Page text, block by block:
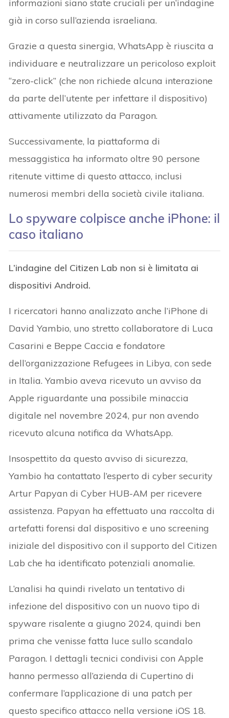
informazioni siano state cruciali per un’indagine
già in corso sull’azienda israeliana.
Grazie a questa sinergia, WhatsApp è riuscita a
individuare e neutralizzare un pericoloso exploit
“zero-click” (che non richiede alcuna interazione
da parte dell’utente per infettare il dispositivo)
attivamente utilizzato da Paragon.
Successivamente, la piattaforma di
messaggistica ha informato oltre 90 persone
ritenute vittime di questo attacco, inclusi
numerosi membri della società civile italiana.
Lo spyware colpisce anche iPhone: il
caso italiano
L’indagine del Citizen Lab non si è limitata ai
dispositivi Android.
I ricercatori hanno analizzato anche l’iPhone di
David Yambio, uno stretto collaboratore di Luca
Casarini e Beppe Caccia e fondatore
dell’organizzazione Refugees in Libya, con sede
in Italia. Yambio aveva ricevuto un avviso da
Apple riguardante una possibile minaccia
digitale nel novembre 2024, pur non avendo
ricevuto alcuna notifica da WhatsApp.
Insospettito da questo avviso di sicurezza,
Yambio ha contattato l’esperto di cyber security
Artur Papyan di Cyber HUB-AM per ricevere
assistenza. Papyan ha effettuato una raccolta di
artefatti forensi dal dispositivo e uno screening
iniziale del dispositivo con il supporto del Citizen
Lab che ha identificato potenziali anomalie.
L’analisi ha quindi rivelato un tentativo di
infezione del dispositivo con un nuovo tipo di
spyware risalente a giugno 2024, quindi ben
prima che venisse fatta luce sullo scandalo
Paragon. I dettagli tecnici condivisi con Apple
hanno permesso all’azienda di Cupertino di
confermare l’applicazione di una patch per
questo specifico attacco nella versione iOS 18.